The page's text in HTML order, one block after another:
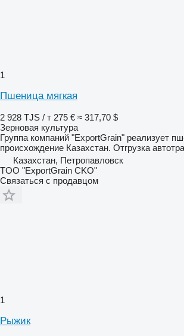
1
Пшеница мягкая
2 928 TJS / т 275 € ≈ 317,70 $
Зерновая культура
Группа компаний "ExportGrain" реализует
происхождение Казахстан. Отгрузка
Казахстан, Петропавловск
TOO "ExportGrain CKO"
Связаться с продавцом
1
Рыжик